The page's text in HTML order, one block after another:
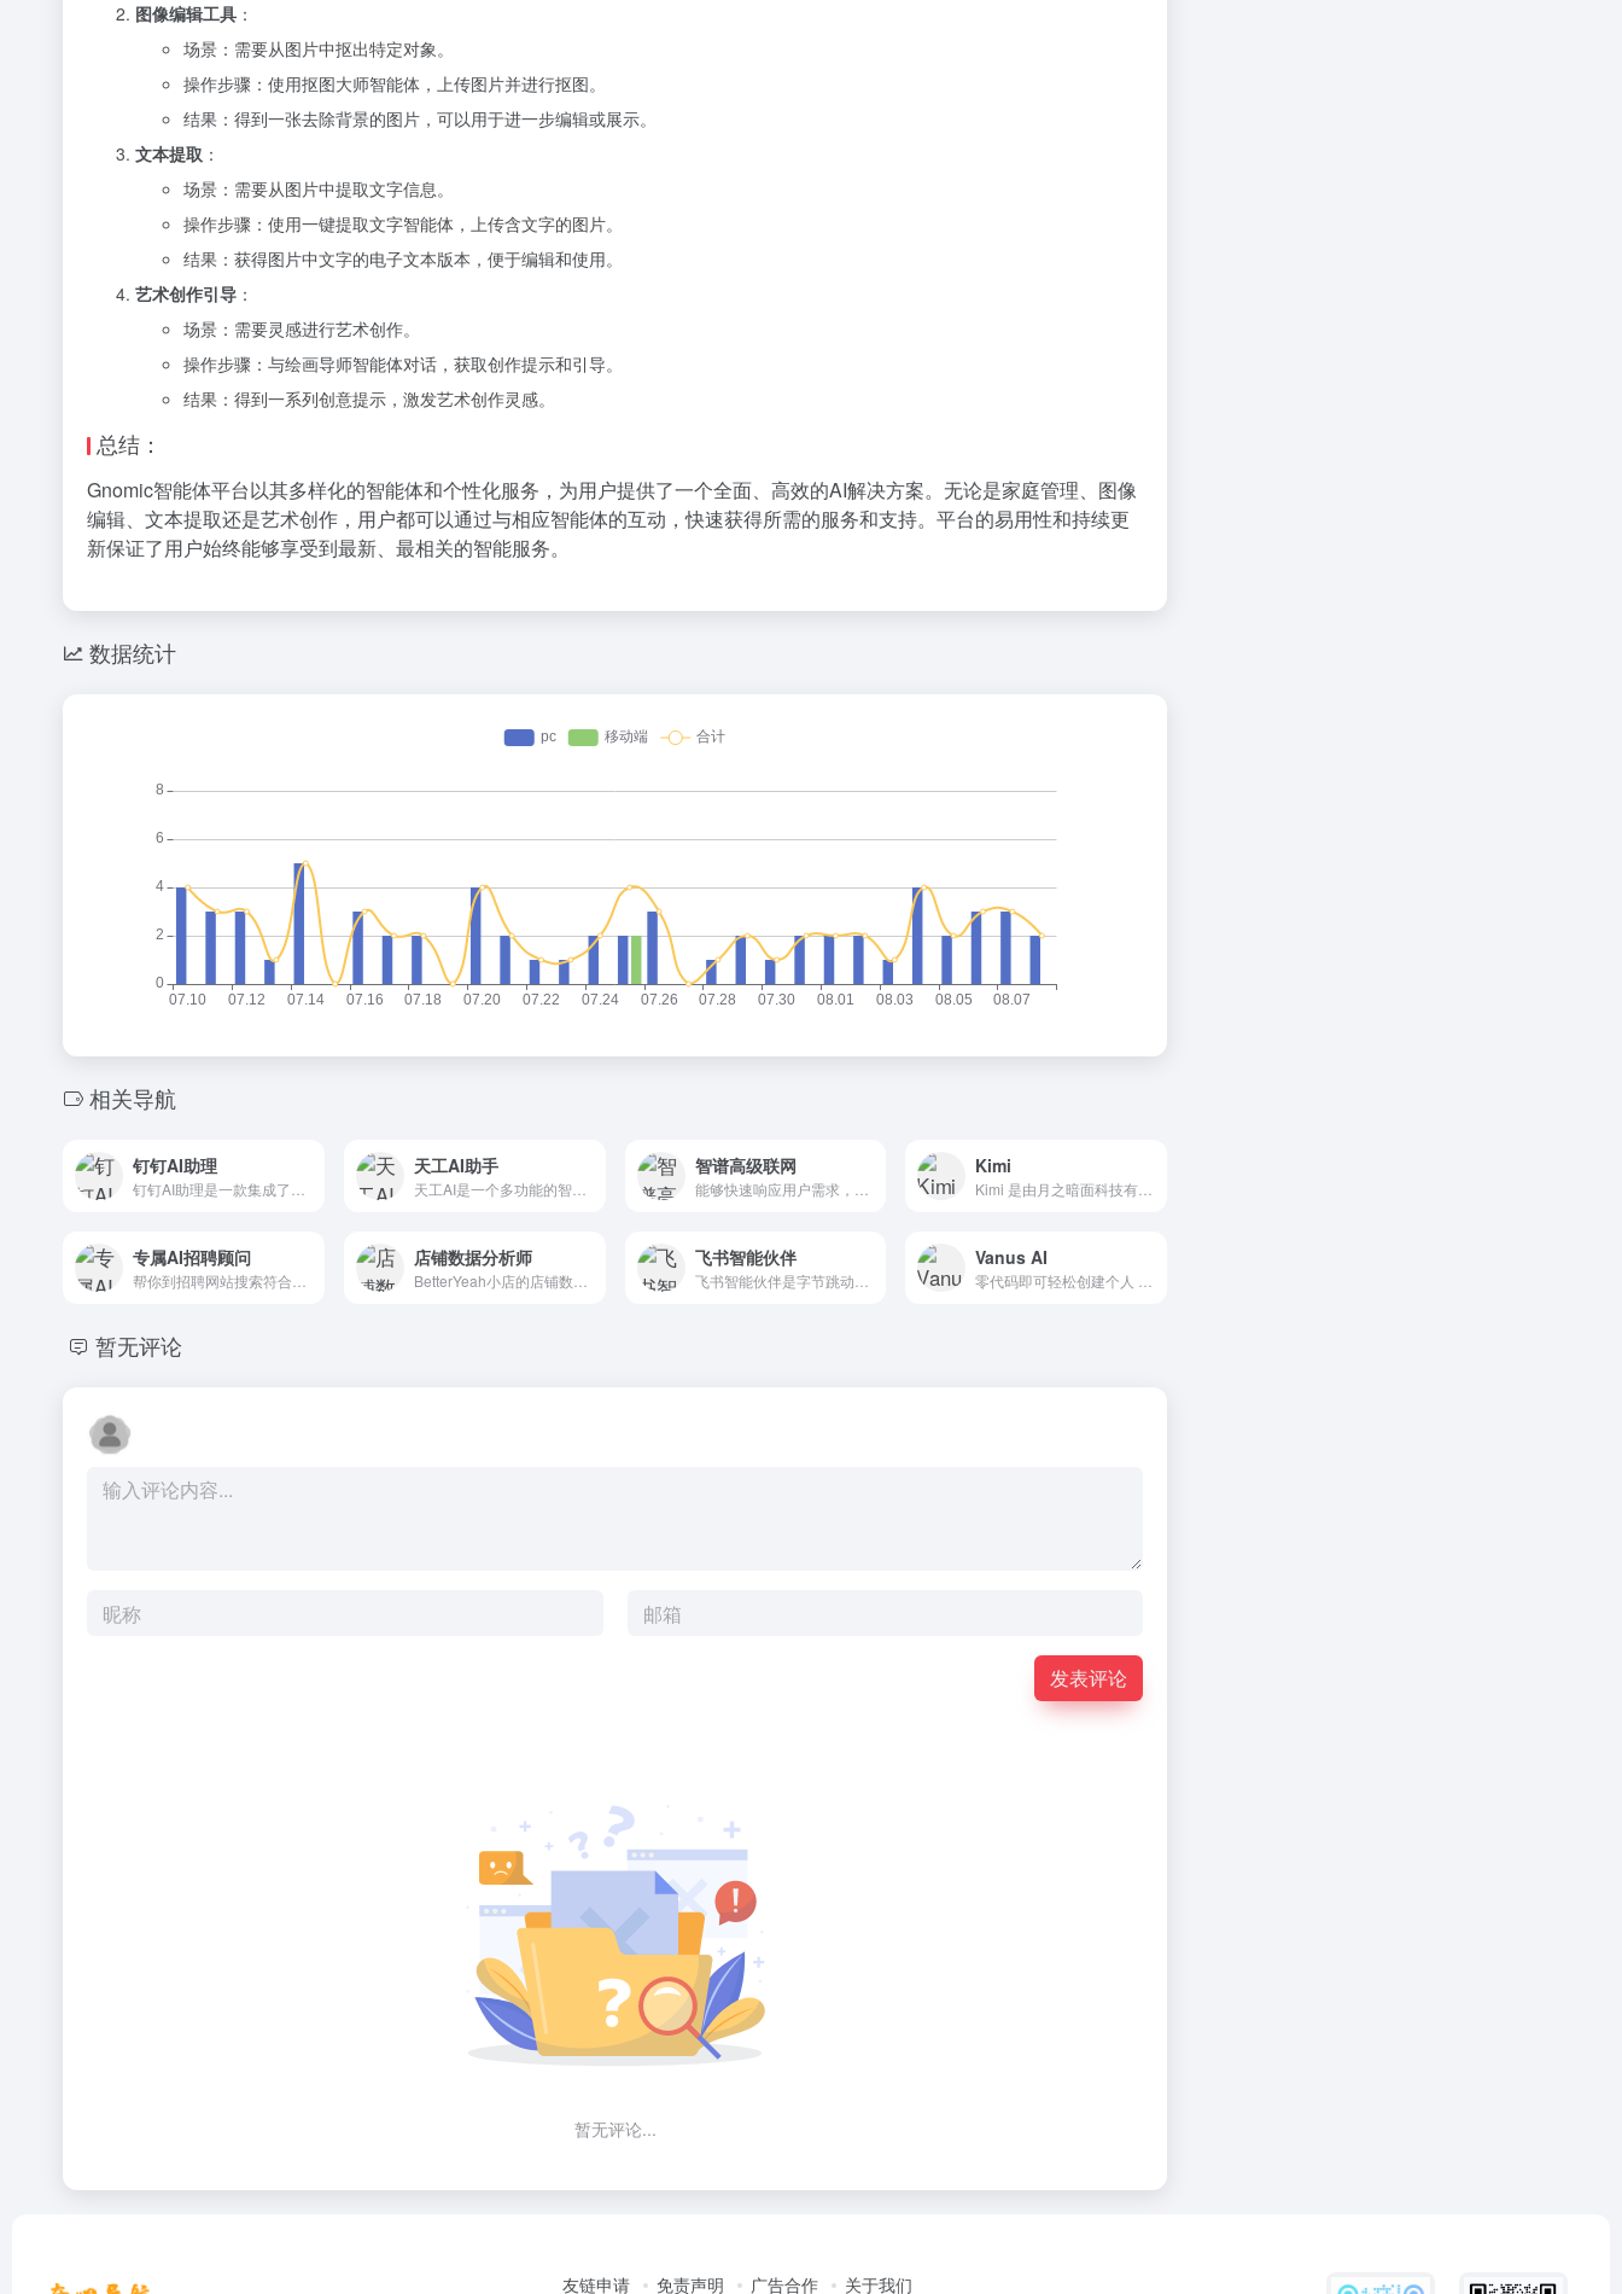
图像编辑工具 ：
场景：需要从图片中抠出特定对象。
操作步骤：使用抠图大师智能体，上传图片并进行抠图。
结果：得到一张去除背景的图片，可以用于进一步编辑或展示。
文本提取 ：
场景：需要从图片中提取文字信息。
操作步骤：使用一键提取文字智能体，上传含文字的图片。
结果：获得图片中文字的电子文本版本，便于编辑和使用。
艺术创作引导 ：
场景：需要灵感进行艺术创作。
操作步骤：与绘画导师智能体对话，获取创作提示和引导。
结果：得到一系列创意提示，激发艺术创作灵感。
总结：
Gnomic智能体平台以其多样化的智能体和个性化服务，为用户提供了一个全面、高效的AI解决方案。无论是家庭管理、图像
编辑、文本提取还是艺术创作，用户都可以通过与相应智能体的互动，快速获得所需的服务和支持。平台的易用性和持续更
新保证了用户始终能够享受到最新、最相关的智能服务。
数据统计
相关导航
钉钉AI助理 天工AI助手
天工AI是一个多功能的智能助手，它通过整合搜索、数据分析和智能预测等技术，为用户提供了一个全面、便捷和个性化的服务体验。
智谱高级联网 Kimi
专属AI招聘顾问 店铺数据分析师 飞书智能伙伴 Vanus AI
暂无评论
发表评论
暂无评论...
友链申请 免责声明 广告合作 关于我们